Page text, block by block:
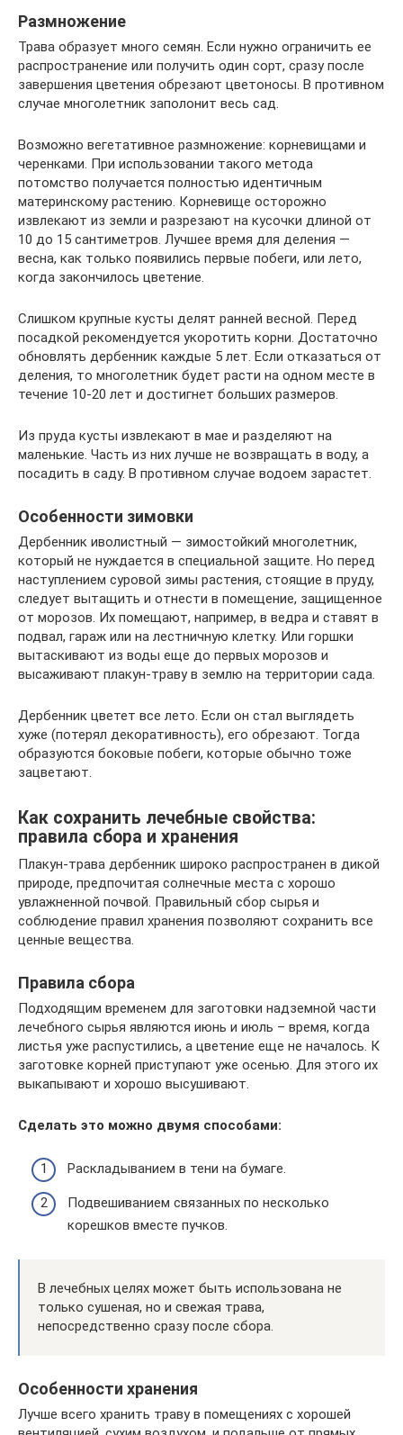
Размножение
Трава образует много семян. Если нужно ограничить ее
распространение или получить один сорт, сразу после
завершения цветения обрезают цветоносы. В противном
случае многолетник заполонит весь сад.
Возможно вегетативное размножение: корневищами и
черенками. При использовании такого метода
потомство получается полностью идентичным
материнскому растению. Корневище осторожно
извлекают из земли и разрезают на кусочки длиной от
10 до 15 сантиметров. Лучшее время для деления —
весна, как только появились первые побеги, или лето,
когда закончилось цветение.
Слишком крупные кусты делят ранней весной. Перед
посадкой рекомендуется укоротить корни. Достаточно
обновлять дербенник каждые 5 лет. Если отказаться от
деления, то многолетник будет расти на одном месте в
течение 10-20 лет и достигнет больших размеров.
Из пруда кусты извлекают в мае и разделяют на
маленькие. Часть из них лучше не возвращать в воду, а
посадить в саду. В противном случае водоем зарастет.
Особенности зимовки
Дербенник иволистный — зимостойкий многолетник,
который не нуждается в специальной защите. Но перед
наступлением суровой зимы растения, стоящие в пруду,
следует вытащить и отнести в помещение, защищенное
от морозов. Их помещают, например, в ведра и ставят в
подвал, гараж или на лестничную клетку. Или горшки
вытаскивают из воды еще до первых морозов и
высаживают плакун-траву в землю на территории сада.
Дербенник цветет все лето. Если он стал выглядеть
хуже (потерял декоративность), его обрезают. Тогда
образуются боковые побеги, которые обычно тоже
зацветают.
Как сохранить лечебные свойства:
правила сбора и хранения
Плакун-трава дербенник широко распространен в дикой
природе, предпочитая солнечные места с хорошо
увлажненной почвой. Правильный сбор сырья и
соблюдение правил хранения позволяют сохранить все
ценные вещества.
Правила сбора
Подходящим временем для заготовки надземной части
лечебного сырья являются июнь и июль – время, когда
листья уже распустились, а цветение еще не началось. К
заготовке корней приступают уже осенью. Для этого их
выкапывают и хорошо высушивают.
Сделать это можно двумя способами:
Раскладыванием в тени на бумаге.
Подвешиванием связанных по несколько
корешков вместе пучков.
В лечебных целях может быть использована не
только сушеная, но и свежая трава,
непосредственно сразу после сбора.
Особенности хранения
Лучше всего хранить траву в помещениях с хорошей